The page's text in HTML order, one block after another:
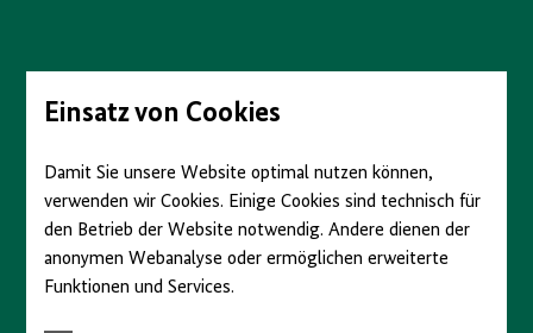
Seiteninhalt
springenEinsatz von Cookies
Damit Sie unsere Website optimal nutzen können,
verwenden wir Cookies. Einige Cookies sind technisch für
den Betrieb der Website notwendig. Andere dienen der
anonymen Webanalyse oder ermöglichen erweiterte
Funktionen und Services.